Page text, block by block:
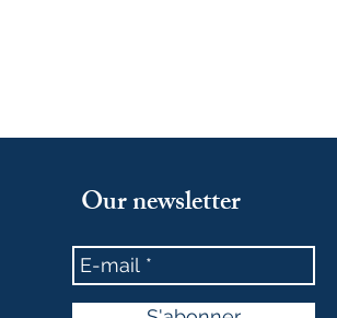
Our newsletter